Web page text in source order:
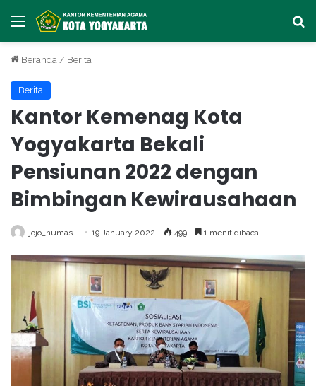
Menu
Beranda / Berita
Berita
Kantor Kemenag Kota
Yogyakarta Bekali
Pensiunan 2022 dengan
Bimbingan Kewirausahaan
jojo_humas 19 January 2022 499 1 menit dibaca